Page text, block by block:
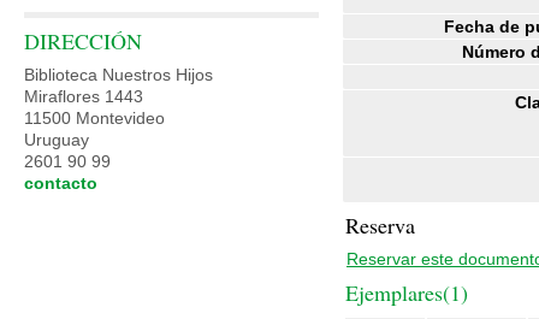
Fecha de
Número
Reserva
Reservar este
Ejemplares(1)
DIRECCIÓN
Biblioteca Nuestros Hijos
Miraflores 1443
11500 Montevideo
Uruguay
2601 90 99
contacto